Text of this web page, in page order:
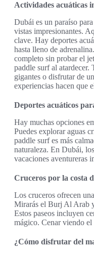
Actividades acuáticas
Dubái es un paraíso
vistas impresionantes.
clave. Hay deportes
hasta lleno de
completo sin probar el
paddle surf al atardecer.
gigantes o disfrutar de
experiencias hacen que
Deportes acuáticos
Hay muchas opciones
Puedes explorar aguas
paddle surf es más
naturaleza. En Dubái,
vacaciones aventureras
Cruceros por la costa
Los cruceros ofrecen
Mirarás el Burj Al Arab
Estos paseos incluyen
mágico. Cenar viendo el
¿Cómo disfrutar del